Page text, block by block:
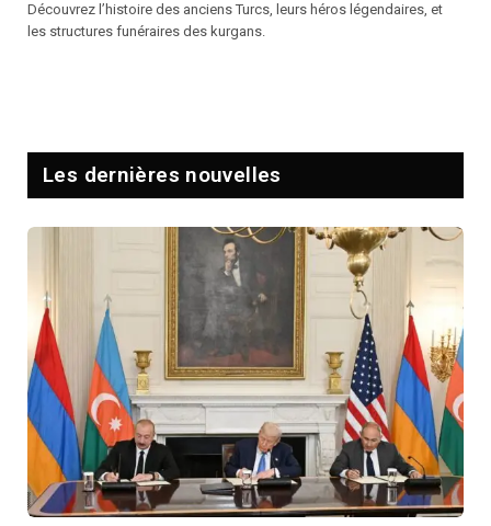
Découvrez l’histoire des anciens Turcs, leurs héros légendaires, et
les structures funéraires des kurgans.
Les dernières nouvelles